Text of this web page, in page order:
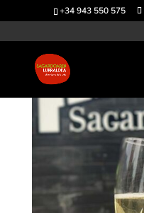
+34 943 550 575